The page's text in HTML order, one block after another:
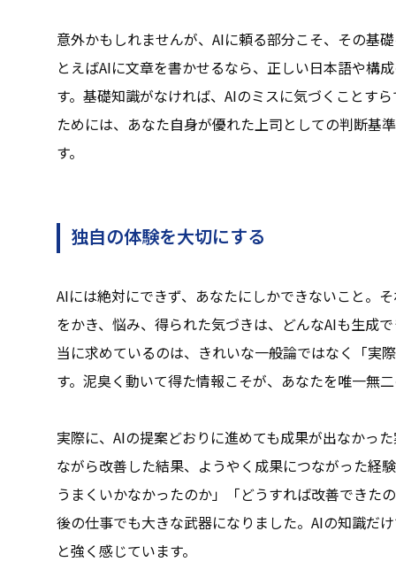
意外かもしれませんが、AIに頼る部分こそ、その基
とえばAIに文章を書かせるなら、正しい日本語や構
す。基礎知識がなければ、AIのミスに気づくことす
ためには、あなた自身が優れた上司としての判断基
す。
独自の体験を大切にする
AIには絶対にできず、あなたにしかできないこと。
をかき、悩み、得られた気づきは、どんなAIも生成
当に求めているのは、きれいな一般論ではなく「実
す。泥臭く動いて得た情報こそが、あなたを唯一無
実際に、AIの提案どおりに進めても成果が出なかっ
ながら改善した結果、ようやく成果につながった経
うまくいかなかったのか」「どうすれば改善できた
後の仕事でも大きな武器になりました。AIの知識だ
と強く感じています。